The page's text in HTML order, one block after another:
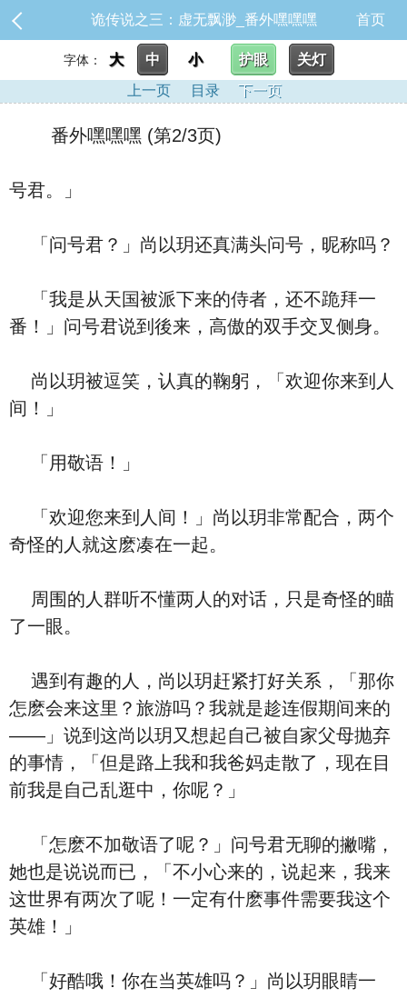
诡传说之三：虚无飘渺_番外嘿嘿嘿 首页
字体： 大 中 小 护眼
关灯
上一页
目录 下一页
番外嘿嘿嘿 (第2/3页)
号君。」
「问号君？」尚以玥还真满头问号，昵称吗？
「我是从天国被派下来的侍者，还不跪拜一
番！」问号君说到後来，高傲的双手交叉侧身。
尚以玥被逗笑，认真的鞠躬，「欢迎你来到人
间！」
「用敬语！」
「欢迎您来到人间！」尚以玥非常配合，两个
奇怪的人就这麽凑在一起。
周围的人群听不懂两人的对话，只是奇怪的瞄
了一眼。
遇到有趣的人，尚以玥赶紧打好关系，「那你
怎麽会来这里？旅游吗？我就是趁连假期间来的
——」说到这尚以玥又想起自己被自家父母抛弃
的事情，「但是路上我和我爸妈走散了，现在目
前我是自己乱逛中，你呢？」
「怎麽不加敬语了呢？」问号君无聊的撇嘴，
她也是说说而已，「不小心来的，说起来，我来
这世界有两次了呢！一定有什麽事件需要我这个
英雄！」
「好酷哦！你在当英雄吗？」尚以玥眼睛一